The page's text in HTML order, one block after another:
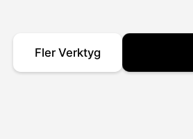
Fler Verktyg